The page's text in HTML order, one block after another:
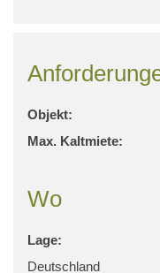
Objekt:
Max. Kaltmiete:
Wo
Lage:
Deutschland